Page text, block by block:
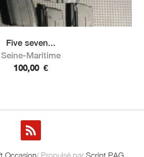
Five seven...
Seine-Maritime
100,00 €
Occasion/ Propulsé par Script PAG